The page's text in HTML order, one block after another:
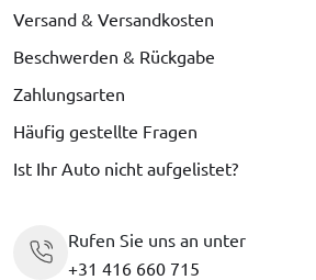
Versand & Versandkosten
Beschwerden & Rückgabe
Zahlungsarten
Häufig gestellte Fragen
Ist Ihr Auto nicht aufgelistet?
Rufen Sie uns an unter
+31 416 660 715